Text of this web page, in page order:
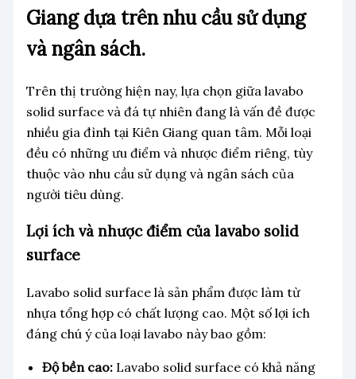
Giang dựa trên nhu cầu sử dụng
và ngân sách.
Trên thị trường hiện nay, lựa chọn giữa lavabo
solid surface và đá tự nhiên đang là vấn đề được
nhiều gia đình tại Kiên Giang quan tâm. Mỗi loại
đều có những ưu điểm và nhược điểm riêng, tùy
thuộc vào nhu cầu sử dụng và ngân sách của
người tiêu dùng.
Lợi ích và nhược điểm của lavabo solid
surface
Lavabo solid surface là sản phẩm được làm từ
nhựa tổng hợp có chất lượng cao. Một số lợi ích
đáng chú ý của loại lavabo này bao gồm:
Độ bền cao:Lavabo solid surface có khả năng